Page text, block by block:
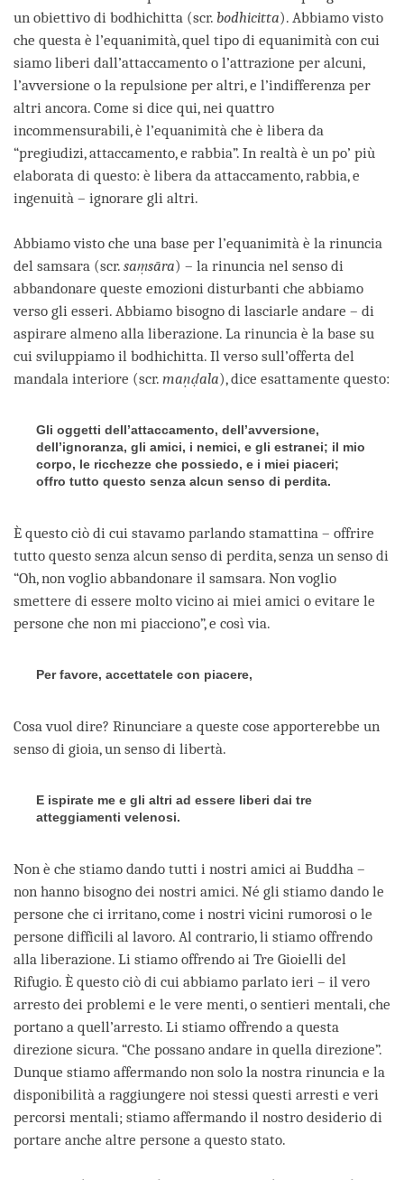
un obiettivo di bodhichitta (scr. bodhicitta). Abbiamo visto
che questa è l’equanimità, quel tipo di equanimità con cui
siamo liberi dall’attaccamento o l’attrazione per alcuni,
l’avversione o la repulsione per altri, e l’indifferenza per
altri ancora. Come si dice qui, nei quattro
incommensurabili, è l’equanimità che è libera da
“pregiudizi, attaccamento, e rabbia”. In realtà è un po’ più
elaborata di questo: è libera da attaccamento, rabbia, e
ingenuità – ignorare gli altri.
Abbiamo visto che una base per l’equanimità è la rinuncia
del samsara (scr. saṃsāra) – la rinuncia nel senso di
abbandonare queste emozioni disturbanti che abbiamo
verso gli esseri. Abbiamo bisogno di lasciarle andare – di
aspirare almeno alla liberazione. La rinuncia è la base su
cui sviluppiamo il bodhichitta. Il verso sull’offerta del
mandala interiore (scr. maṇḍala), dice esattamente questo:
Gli oggetti dell’attaccamento, dell’avversione,
dell’ignoranza, gli amici, i nemici, e gli estranei; il mio
corpo, le ricchezze che possiedo, e i miei piaceri;
offro tutto questo senza alcun senso di perdita.
È questo ciò di cui stavamo parlando stamattina – offrire
tutto questo senza alcun senso di perdita, senza un senso di
“Oh, non voglio abbandonare il samsara. Non voglio
smettere di essere molto vicino ai miei amici o evitare le
persone che non mi piacciono”, e così via.
Per favore, accettatele con piacere,
Cosa vuol dire? Rinunciare a queste cose apporterebbe un
senso di gioia, un senso di libertà.
E ispirate me e gli altri ad essere liberi dai tre
atteggiamenti velenosi.
Non è che stiamo dando tutti i nostri amici ai Buddha –
non hanno bisogno dei nostri amici. Né gli stiamo dando le
persone che ci irritano, come i nostri vicini rumorosi o le
persone difficili al lavoro. Al contrario, li stiamo offrendo
alla liberazione. Li stiamo offrendo ai Tre Gioielli del
Rifugio. È questo ciò di cui abbiamo parlato ieri – il vero
arresto dei problemi e le vere menti, o sentieri mentali, che
portano a quell’arresto. Li stiamo offrendo a questa
direzione sicura. “Che possano andare in quella direzione”.
Dunque stiamo affermando non solo la nostra rinuncia e la
disponibilità a raggiungere noi stessi questi arresti e veri
percorsi mentali; stiamo affermando il nostro desiderio di
portare anche altre persone a questo stato.